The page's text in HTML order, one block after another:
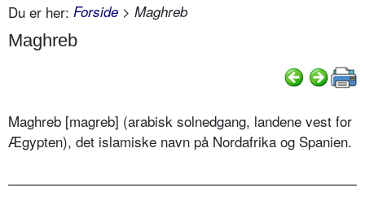
Du er her: Forside > Maghreb
Maghreb
Maghreb [magreb] (arabisk solnedgang, landene vest for
Ægypten), det islamiske navn på Nordafrika og Spanien.